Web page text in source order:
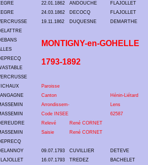
22.01.1862 ANDOUCHE
FLAJOLLET
24.03.1862 DECOCQ
FLAJOLLET
19.11.1862 DUQUESNE
DEMARTHE
MONTIGNY-en-GOHELLE
1793-1892
Paroisse
Canton
Hénin-Liétard
Arrondissem-
Lens
Code INSEE
62587
Relevé
René CORNET
Saisie
René CORNET
09.07.1793 CUVILLIER
DETEVE
16.07.1793 TREDEZ
BACHELET